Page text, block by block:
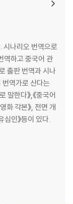
고 따라 쓰며 일본어
시나리오 번역으로
역하고 중국어 관
출판 번역과 시나
번역가로 산다는
말한다》,《중국어
화 각본》, 전면 개
심인》등이 있다.